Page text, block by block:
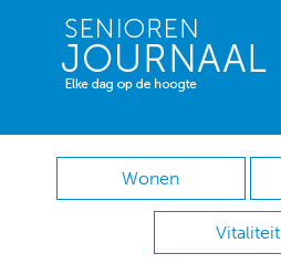
Wonen
Vitaliteit